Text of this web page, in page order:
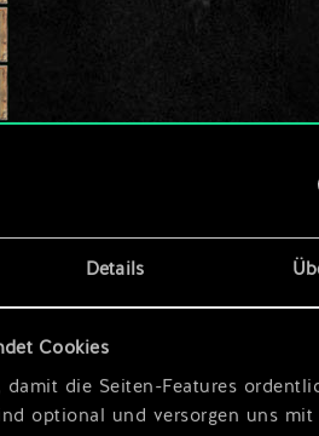
Details
Cookies
damit die Seiten-Features
optional und versorgen uns mit